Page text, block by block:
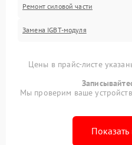
Ремонт силовой части
Замена IGBT-модуля
Цены в прайс-листе
Мы проверим ваше
Показать